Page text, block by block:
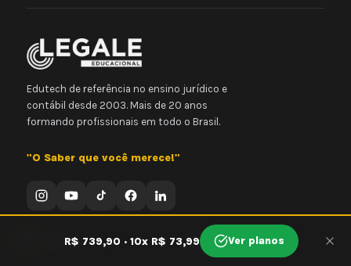
R$ 739,90 · 10x R$ 73,99 Ver planos
Edutech de referência no ensino jurídico e
contábil desde 2003. Mais de 20 anos
formando profissionais em todo o Brasil.
"O Saber que você merece!"
CURSOS ÁREAS